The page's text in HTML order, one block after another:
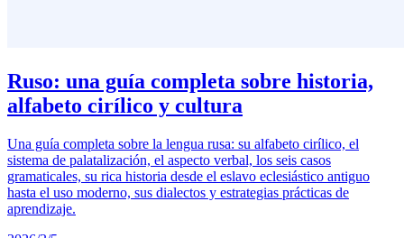
Ruso: una guía completa sobre historia,
alfabeto cirílico y cultura
Una guía completa sobre la lengua rusa: su alfabeto cirílico, el
sistema de palatalización, el aspecto verbal, los seis casos
gramaticales, su rica historia desde el eslavo eclesiástico antiguo
hasta el uso moderno, sus dialectos y estrategias prácticas de
aprendizaje.